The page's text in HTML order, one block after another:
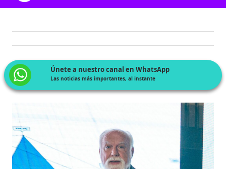
Únete a nuestro canal en WhatsApp
Las noticias más importantes, al instante